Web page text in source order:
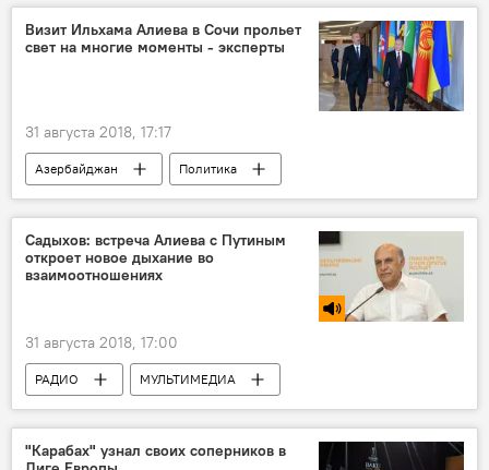
Визит Ильхама Алиева в Сочи прольет
свет на многие моменты - эксперты
31 августа 2018, 17:17
Азербайджан
Политика
Пресс-центр
Новости
Россия
Сочи
Ильхам Алиев
Владимир Путин
визит
Садыхов: встреча Алиева с Путиным
откроет новое дыхание во
взаимоотношениях
31 августа 2018, 17:00
РАДИО
МУЛЬТИМЕДИА
Азербайджан
Политика
Новости
Пресс-центр
"Карабах" узнал своих соперников в